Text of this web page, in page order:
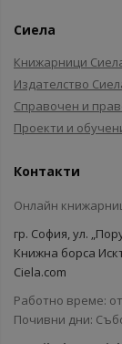
Сиела
Книжарници
Издателство
Справочен и
Проекти и
Контакти
Онлайн
гр. София, ул.
Книжна борса
Ciela.com
Работно време:
Почивни дни: